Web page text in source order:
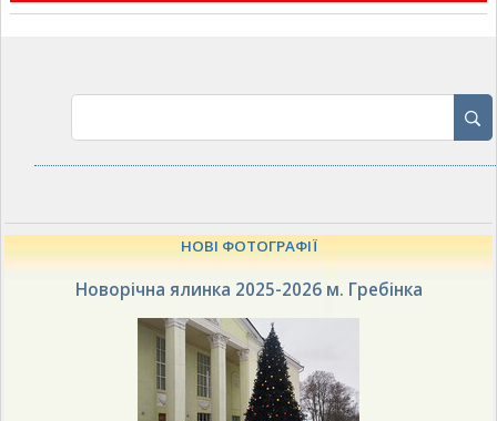
НОВІ ФОТОГРАФІЇ
Новорічна ялинка 2025-2026 м. Гребінка